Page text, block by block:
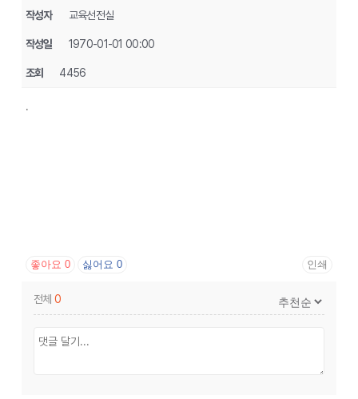
작성자 교육선전실
작성일 1970-01-01 00:00
조회 4456
.
좋아요 0 싫어요0 인쇄
전체 0